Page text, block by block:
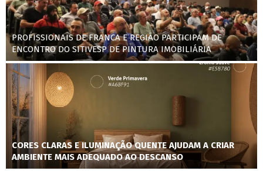
PROFISSIONAIS DE FRANCA E REGIÃO PARTICIPAM DE
ENCONTRO DO SITIVESP DE PINTURA IMOBILIÁRIA
CORES CLARAS E ILUMINAÇÃO QUENTE AJUDAM A CRIAR
AMBIENTE MAIS ADEQUADO AO DESCANSO